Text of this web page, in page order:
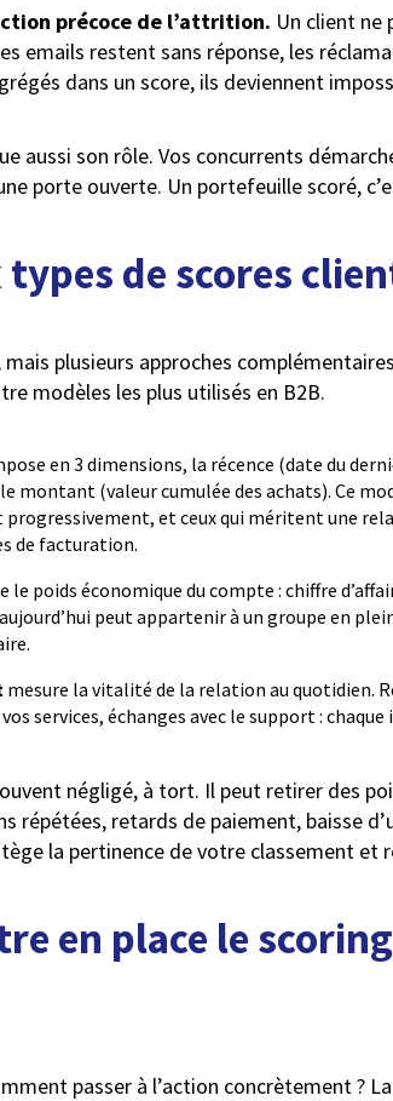
précoce de l’attrition. Un client ne
emails restent sans réponse, les
dans un score, ils deviennent
aussi son rôle. Vos concurrents
porte ouverte. Un portefeuille scoré,
de scores
mais plusieurs approches
modèles les plus utilisés en B2B.
en 3 dimensions, la récence (date du
montant (valeur cumulée des achats). Ce
progressivement, et ceux qui méritent une
de facturation.
le poids économique du compte : chiffre
peut appartenir à un groupe en
mesure la vitalité de la relation au quotidien.
services, échanges avec le support :
négligé, à tort. Il peut retirer des
répétées, retards de paiement, baisse
la pertinence de votre classement et
en place le
passer à l’action concrètement ?